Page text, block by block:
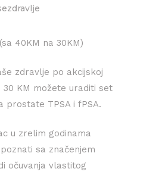
40KM na 30KM)
zdravlje po akcijskoj
30 KM možete uraditi set
prostate TPSA i fPSA.
u zrelim godinama
sa značenjem
očuvanja vlastitog